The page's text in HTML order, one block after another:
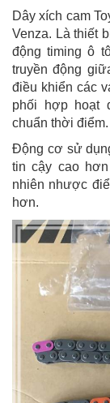
Dây xích cam
Venza. Là thiết
động timing ô
truyền động
điều khiển các
phối hợp hoạt
chuẩn thời điểm.
Động cơ sử
tin cậy cao
nhiên nhược
hơn.